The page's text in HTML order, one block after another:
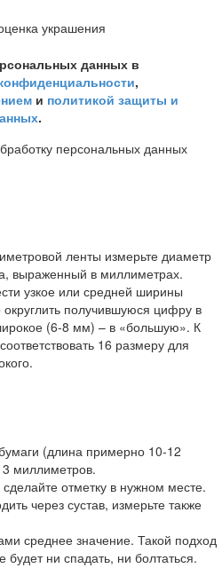
украшения
данных в
,
и политикой защиты и
.
персональных данных
ленты измерьте диаметр
выраженный в миллиметрах.
узкое или средней ширины
получившуюся цифру в
(6-8 мм) – в «большую». К
16 размеру для
(длина примерно 10-12
миллиметров.
отметку в нужном месте.
через сустав, измерьте также
среднее значение. Такой подход
будет ни спадать, ни болтаться.